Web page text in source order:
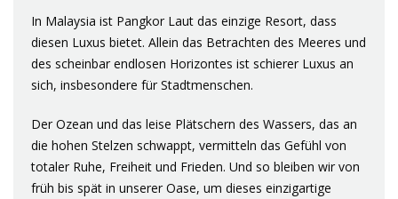
In Malaysia ist Pangkor Laut das einzige Resort, dass
diesen Luxus bietet. Allein das Betrachten des Meeres und
des scheinbar endlosen Horizontes ist schierer Luxus an
sich, insbesondere für Stadtmenschen.
Der Ozean und das leise Plätschern des Wassers, das an
die hohen Stelzen schwappt, vermitteln das Gefühl von
totaler Ruhe, Freiheit und Frieden. Und so bleiben wir von
früh bis spät in unserer Oase, um dieses einzigartige